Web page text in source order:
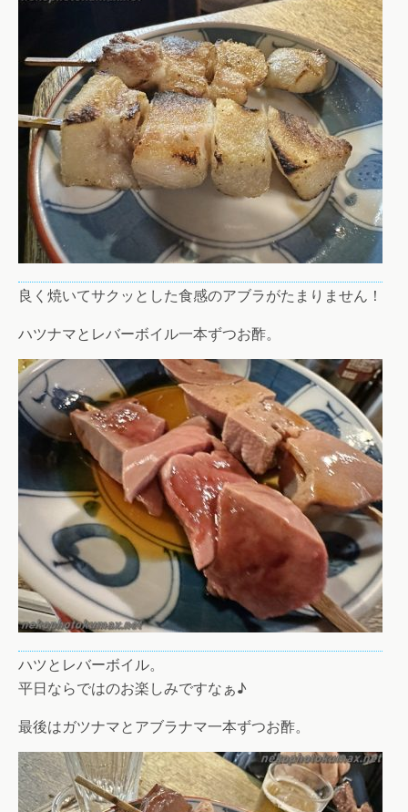
良く焼いてサクッとした食感のアブラがたまりません！
ハツナマとレバーボイル一本ずつお酢。
ハツとレバーボイル。
平日ならではのお楽しみですなぁ♪
最後はガツナマとアブラナマ一本ずつお酢。